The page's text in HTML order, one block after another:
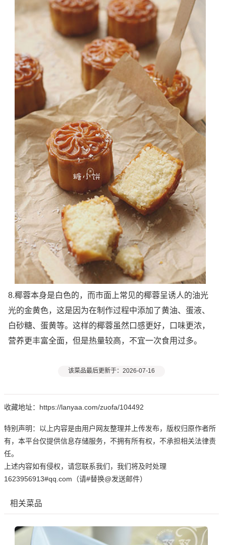
8.椰蓉本身是白色的，而市面上常见的椰蓉呈诱人的油光
光的金黄色，这是因为在制作过程中添加了黄油、蛋液、
白砂糖、蛋黄等。这样的椰蓉虽然口感更好，口味更浓，
营养更丰富全面，但是热量较高，不宜一次食用过多。
该菜品最后更新于：2026-07-16
收藏地址：https://lanyaa.com/zuofa/104492
特别声明：以上内容是由用户网友整理并上传发布，版权归原作者所
有，本平台仅提供信息存储服务，不拥有所有权，不承担相关法律责
任。
上述内容如有侵权，请您联系我们，我们将及时处理
1623956913#qq.com（请#替换@发送邮件）
相关菜品